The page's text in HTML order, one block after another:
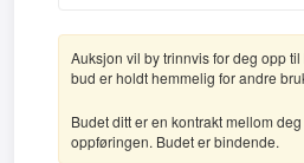
Auksjon vil by trinnvis for deg opp
bud er holdt hemmelig for andre
Budet ditt er en kontrakt mellom
oppføringen. Budet er bindende.